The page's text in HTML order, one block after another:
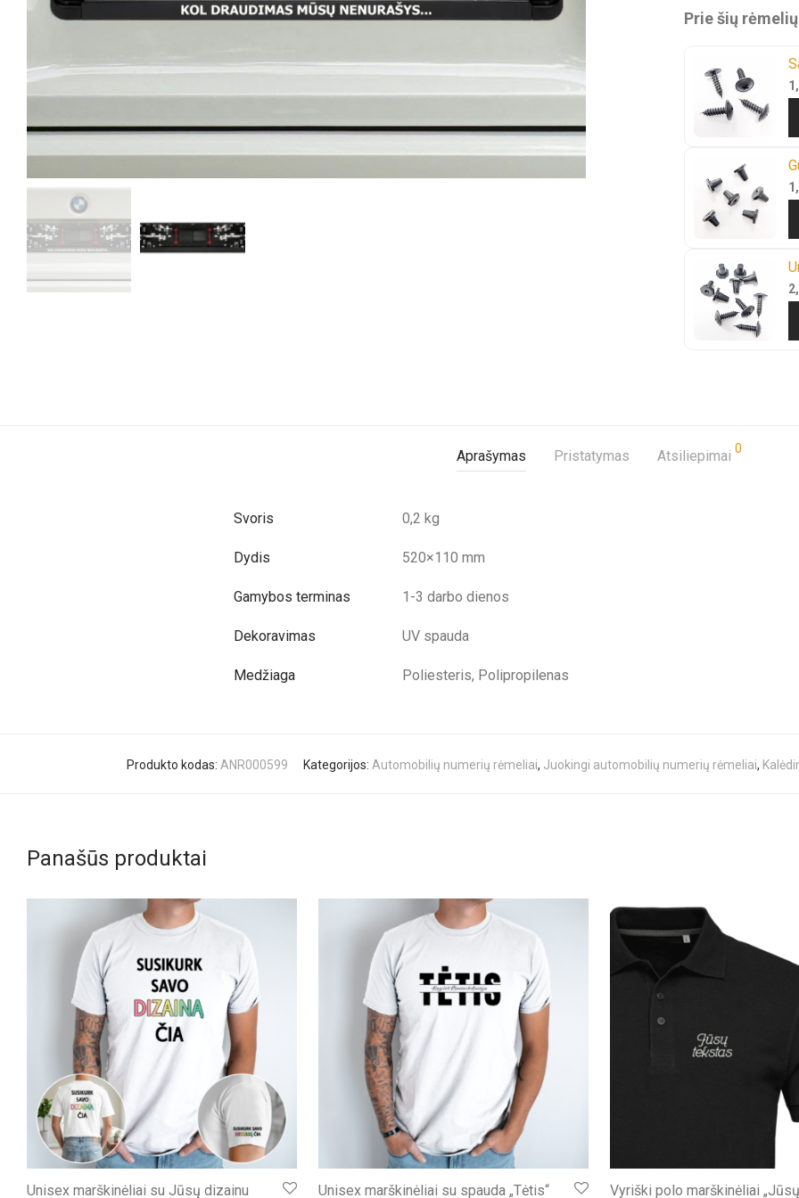
Prie šių
Aprašymas Pristatymas Atsiliepimai 0
Svoris 0,2 kg
Dydis 520×110 mm
Gamybos terminas 1-3 darbo dienos
Dekoravimas UV spauda
Medžiaga Poliesteris, Polipropilenas
Produkto kodas: ANR000599 Kategorijos: Automobilių numerių rėmeliai, Juokingi automobilių numerių rėmeliai,
Panašūs produktai
Unisex marškinėliai su Jūsų dizainu Unisex marškinėliai su spauda „Tėtis“ Vyriški polo marškinėliai „Jūsų